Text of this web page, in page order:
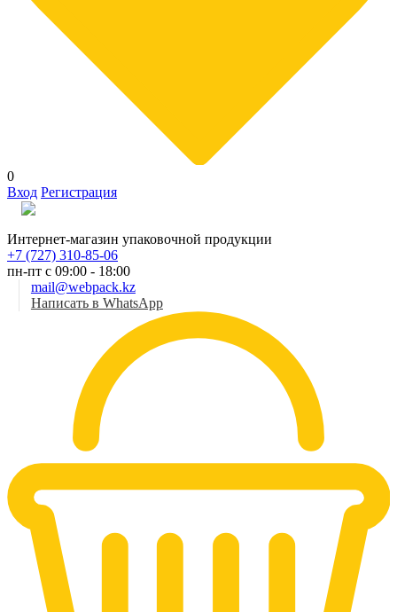
0
Вход Регистрация
Интернет-магазин упаковочной продукции
+7 (727) 310-85-06
пн-пт с 09:00 - 18:00
mail@webpack.kz
Написать в WhatsApp